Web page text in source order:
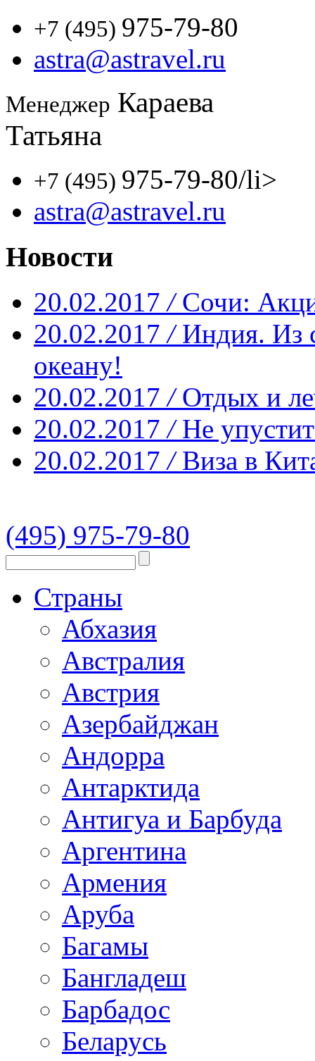
+7 (495) 975-79-80
astra@astravel.ru
Менеджер Караева
Татьяна
+7 (495) 975-79-80/li>
astra@astravel.ru
Новости
20.02.2017 / Сочи:
20.02.2017 / Индия. Из
океану!
20.02.2017 / Отдых и
20.02.2017 / Не
20.02.2017 / Виза в
(495) 975-79-80
Страны
Абхазия
Австралия
Австрия
Азербайджан
Андорра
Антарктида
Антигуа и Барбуда
Аргентина
Армения
Аруба
Багамы
Бангладеш
Барбадос
Беларусь